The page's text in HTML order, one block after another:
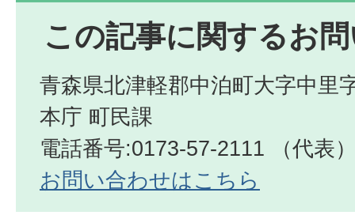
この記事に関するお
青森県北津軽郡中泊町大字中里
本庁 町民課
電話番号:0173-57-2111 （代表
お問い合わせはこちら